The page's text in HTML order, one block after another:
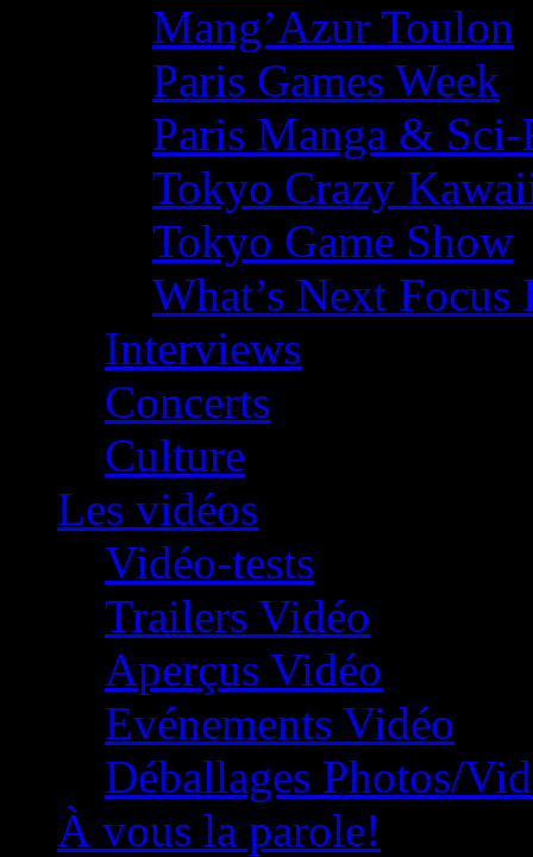
Mang’Azur Toulon
Paris Games Week
Paris Manga &
Tokyo Crazy
Tokyo Game Show
What’s Next
Interviews
Concerts
Culture
Les vidéos
Vidéo-tests
Trailers Vidéo
Aperçus Vidéo
Evénements Vidéo
Déballages Photos/
À vous la parole!